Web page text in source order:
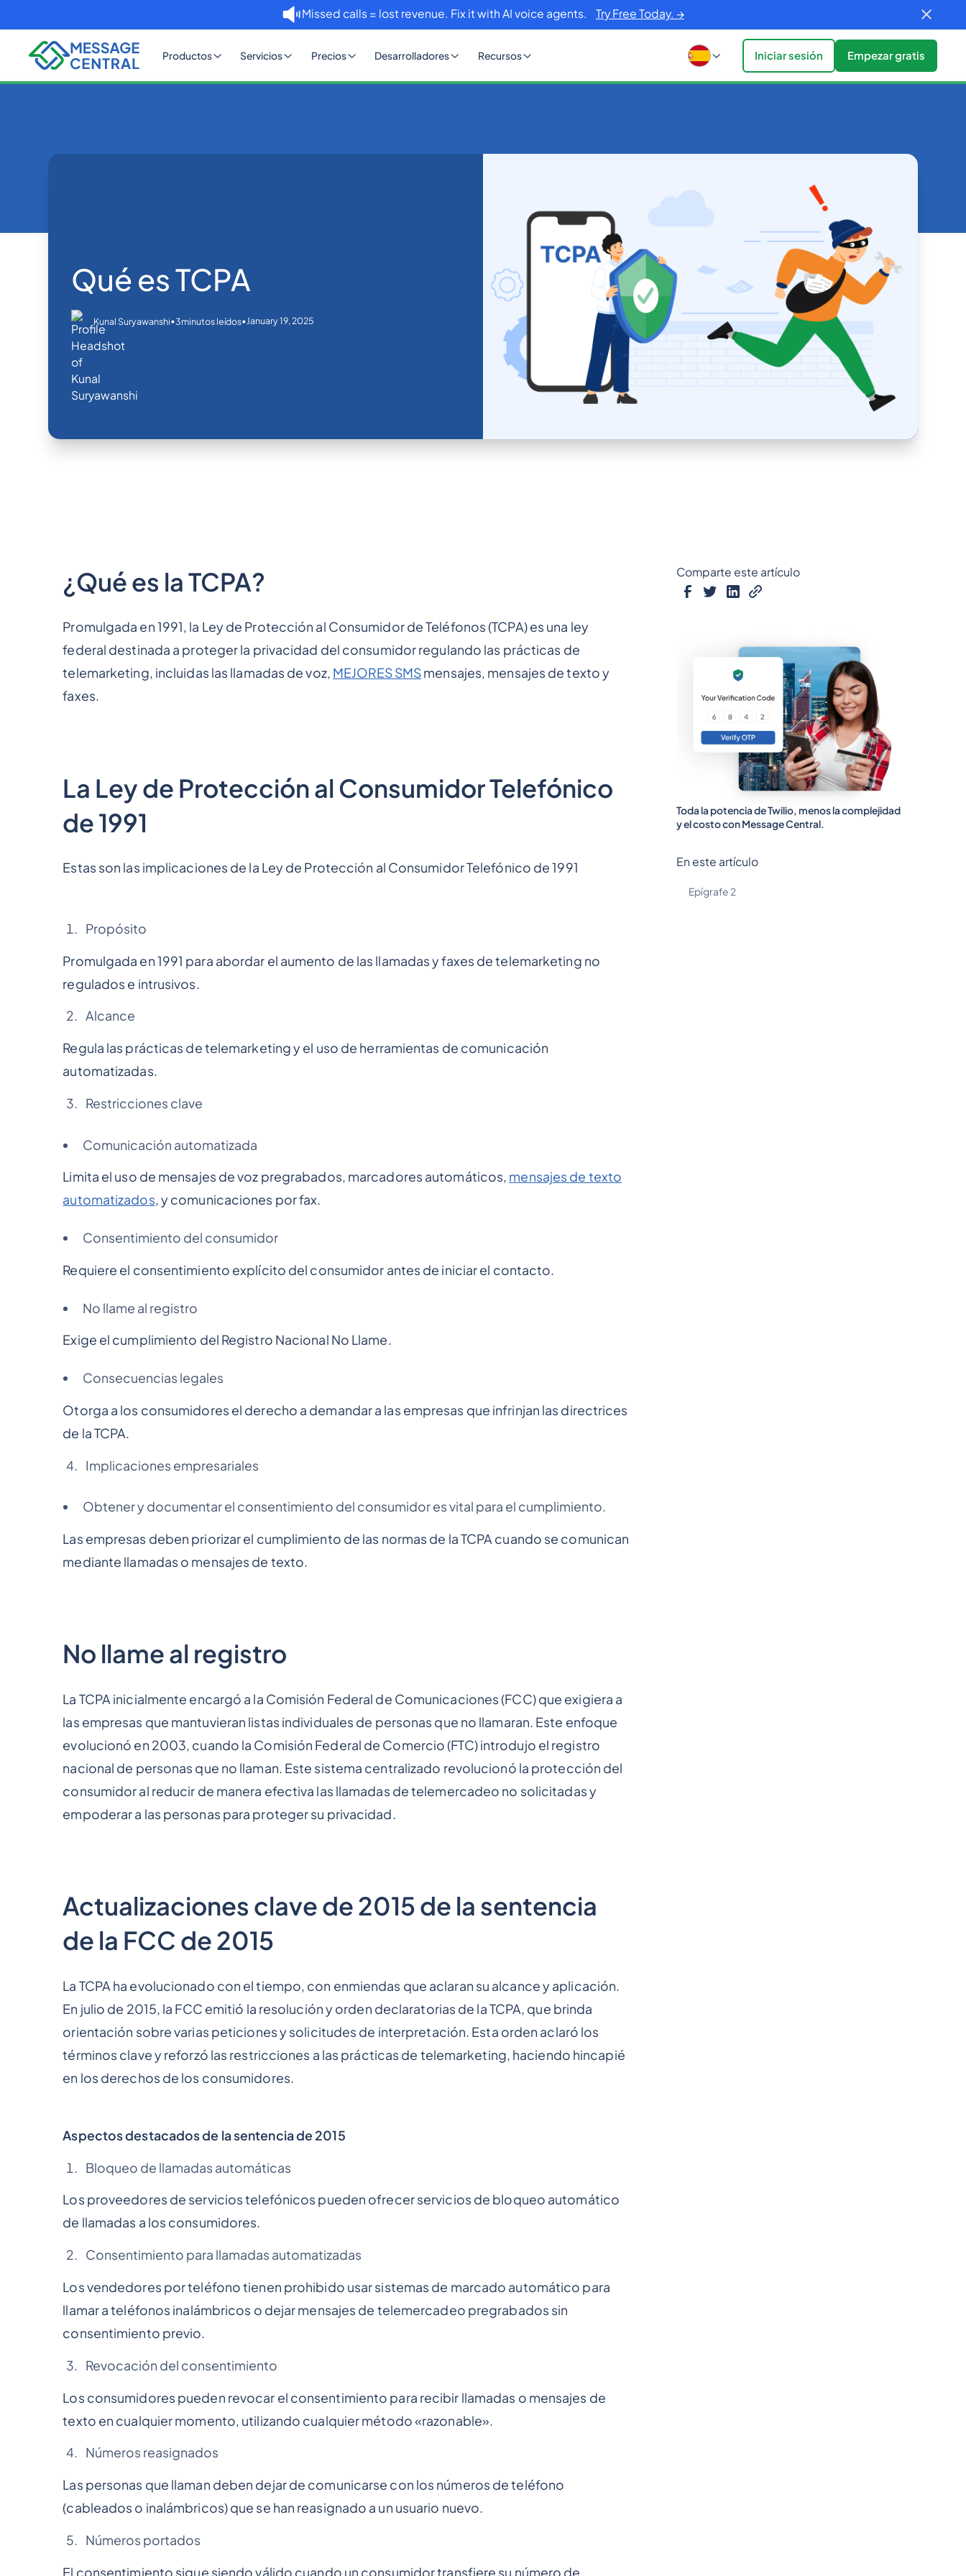
Missed calls = lost revenue. Fix it with AI voice agents. Try Free Today. →
Productos Servicios Precios Desarrolladores Recursos Iniciar sesión Empezar gratis
Qué es TCPA
Kunal Suryawanshi•3minutos leídos•January 19, 2025
¿Qué es la TCPA?
Promulgada en 1991, la Ley de Protección al Consumidor de Teléfonos (TCPA) es una ley
federal destinada a proteger la privacidad del consumidor regulando las prácticas de
telemarketing, incluidas las llamadas de voz, MEJORES SMSmensajes, mensajes de texto y
faxes.
La Ley de Protección al Consumidor Telefónico
de 1991
Estas son las implicaciones de la Ley de Protección al Consumidor Telefónico de 1991
Propósito
Promulgada en 1991 para abordar el aumento de las llamadas y faxes de telemarketing no
regulados e intrusivos.
Alcance
Regula las prácticas de telemarketing y el uso de herramientas de comunicación
automatizadas.
Restricciones clave
Comunicación automatizada
Limita el uso de mensajes de voz pregrabados, marcadores automáticos, mensajes de texto
automatizados, y comunicaciones por fax.
Consentimiento del consumidor
Requiere el consentimiento explícito del consumidor antes de iniciar el contacto.
No llame al registro
Exige el cumplimiento del Registro Nacional No Llame.
Consecuencias legales
Otorga a los consumidores el derecho a demandar a las empresas que infrinjan las directrices
de la TCPA.
Implicaciones empresariales
Obtener y documentar el consentimiento del consumidor es vital para el cumplimiento.
Las empresas deben priorizar el cumplimiento de las normas de la TCPA cuando se comunican
mediante llamadas o mensajes de texto.
No llame al registro
La TCPA inicialmente encargó a la Comisión Federal de Comunicaciones (FCC) que exigiera a
las empresas que mantuvieran listas individuales de personas que no llamaran. Este enfoque
evolucionó en 2003, cuando la Comisión Federal de Comercio (FTC) introdujo el registro
nacional de personas que no llaman. Este sistema centralizado revolucionó la protección del
consumidor al reducir de manera efectiva las llamadas de telemercadeo no solicitadas y
empoderar a las personas para proteger su privacidad.
Actualizaciones clave de 2015 de la sentencia
de la FCC de 2015
La TCPA ha evolucionado con el tiempo, con enmiendas que aclaran su alcance y aplicación.
En julio de 2015, la FCC emitió la resolución y orden declaratorias de la TCPA, que brinda
orientación sobre varias peticiones y solicitudes de interpretación. Esta orden aclaró los
términos clave y reforzó las restricciones a las prácticas de telemarketing, haciendo hincapié
en los derechos de los consumidores.
Aspectos destacados de la sentencia de 2015
Bloqueo de llamadas automáticas
Los proveedores de servicios telefónicos pueden ofrecer servicios de bloqueo automático
de llamadas a los consumidores.
Consentimiento para llamadas automatizadas
Los vendedores por teléfono tienen prohibido usar sistemas de marcado automático para
llamar a teléfonos inalámbricos o dejar mensajes de telemercadeo pregrabados sin
consentimiento previo.
Revocación del consentimiento
Los consumidores pueden revocar el consentimiento para recibir llamadas o mensajes de
texto en cualquier momento, utilizando cualquier método «razonable».
Números reasignados
Las personas que llaman deben dejar de comunicarse con los números de teléfono
(cableados o inalámbricos) que se han reasignado a un usuario nuevo.
Números portados
El consentimiento sigue siendo válido cuando un consumidor transfiere su número de
Comparte este artículo
Toda la potencia de Twilio, menos la complejidad
y el costo con Message Central.
En este artículo
Epígrafe 2